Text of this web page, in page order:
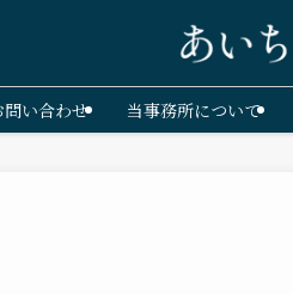
問い合わせ 当事務所について